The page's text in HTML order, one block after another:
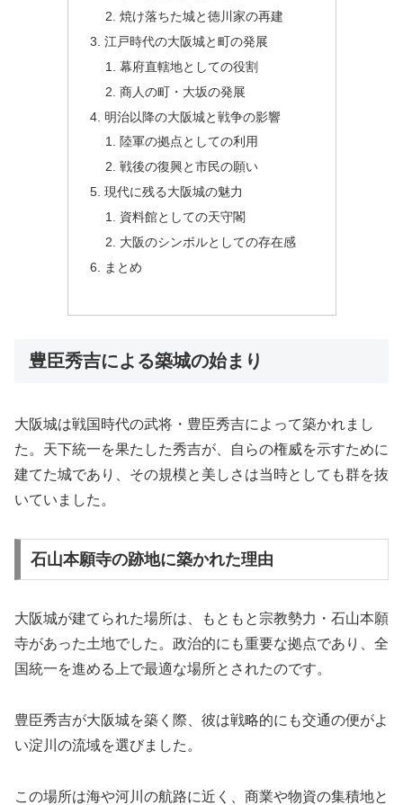
焼け落ちた城と徳川家の再建
江戸時代の大阪城と町の発展
幕府直轄地としての役割
商人の町・大坂の発展
明治以降の大阪城と戦争の影響
陸軍の拠点としての利用
戦後の復興と市民の願い
現代に残る大阪城の魅力
資料館としての天守閣
大阪のシンボルとしての存在感
まとめ
豊臣秀吉による築城の始まり
大阪城は戦国時代の武将・豊臣秀吉によって築かれまし
た。天下統一を果たした秀吉が、自らの権威を示すために
建てた城であり、その規模と美しさは当時としても群を抜
いていました。
石山本願寺の跡地に築かれた理由
大阪城が建てられた場所は、もともと宗教勢力・石山本願
寺があった土地でした。政治的にも重要な拠点であり、全
国統一を進める上で最適な場所とされたのです。
豊臣秀吉が大阪城を築く際、彼は戦略的にも交通の便がよ
い淀川の流域を選びました。
この場所は海や河川の航路に近く、商業や物資の集積地と